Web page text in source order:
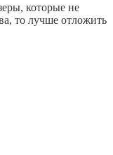
которые не
то лучше отложить